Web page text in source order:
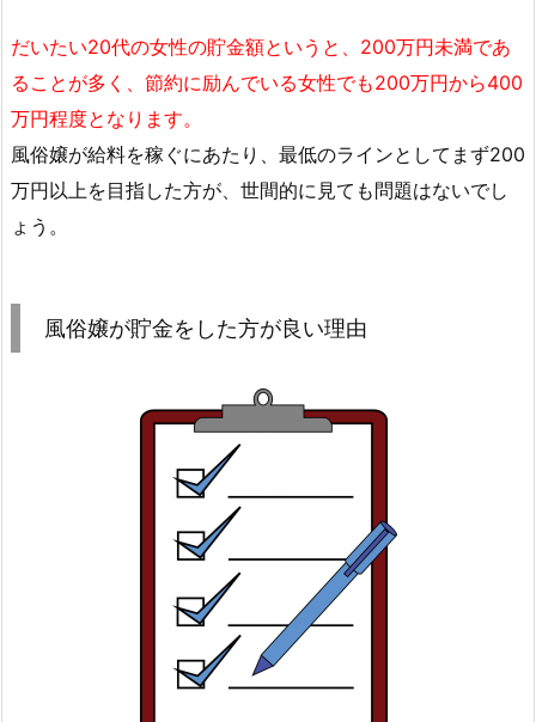
だいたい20代の女性の貯金額というと、200万円未満であ
ることが多く、節約に励んでいる女性でも200万円から400
万円程度となります。
風俗嬢が給料を稼ぐにあたり、最低のラインとしてまず200
万円以上を目指した方が、世間的に見ても問題はないでし
ょう。
風俗嬢が貯金をした方が良い理由